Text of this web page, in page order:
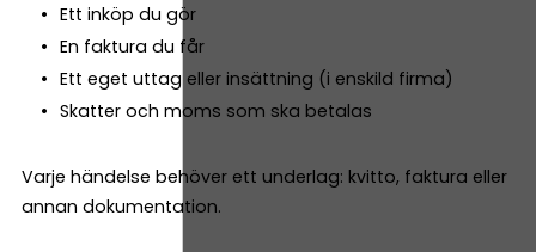
Ett inköp du gör
En faktura du får
Ett eget uttag eller insättning (i enskild firma)
Skatter och moms som ska betalas
Varje händelse behöver ett underlag: kvitto, faktura eller
annan dokumentation.